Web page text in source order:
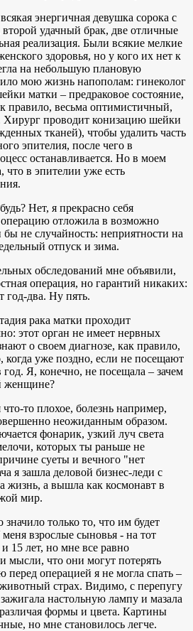
энергичная девушка сорока с
удачный брак, две отличные
реализация. Были всякие мелкие
здоровья, но у кого их нет к
на небольшую плановую
мою жизнь напополам: гинеколог
матки – предраковое состояние,
правило, весьма оптимистичный,
Хирург проводит конизацию шейки
тканей), чтобы удалить часть
эпителия, после чего в
останавливается. Но в моем
что в эпителии уже есть
Нет, я прекрасно себя
отложила в возможно
не случайность: неприятности на
отпуск и зима.
обследований мне объявили,
операция, но гарантий никаких:
год-два. Ну пять.
рака матки проходит
этот орган не имеет нервных
о своем диагнозе, как правило,
когда уже поздно, если не посещают
год. Я, конечно, не посещала – зачем
женщине?
то плохое, болезнь например,
неожиданным образом.
фонарик, узкий луч света
которых ты раньше не
суеты и вечного "нет
я зашла деловой бизнес-леди с
жизнь, а вышла как космонавт в
мир.
значило только то, что им будет
взрослые сыновья - на тот
15 лет, но мне все равно
мысли, что они могут потерять
операцией я не могла спать –
страх. Видимо, с перепугу
зажигала настольную лампу и мазала
формы и цвета. Картины
но мне становилось легче.